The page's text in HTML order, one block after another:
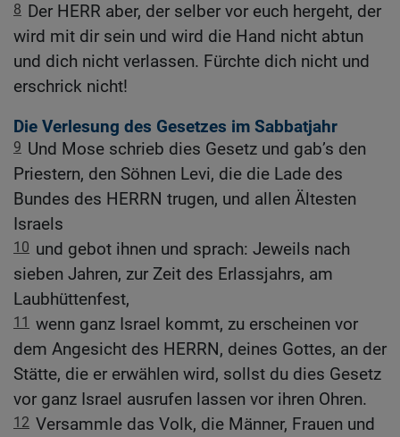
8 Der HERR aber, der selber vor euch hergeht, der
wird mit dir sein und wird die Hand nicht abtun
und dich nicht verlassen. Fürchte dich nicht und
erschrick nicht!
Die Verlesung des Gesetzes im Sabbatjahr
9 Und Mose schrieb dies Gesetz und gab’s den
Priestern, den Söhnen Levi, die die Lade des
Bundes des HERRN trugen, und allen Ältesten
Israels
10 und gebot ihnen und sprach: Jeweils nach
sieben Jahren, zur Zeit des Erlassjahrs, am
Laubhüttenfest,
11 wenn ganz Israel kommt, zu erscheinen vor
dem Angesicht des HERRN, deines Gottes, an der
Stätte, die er erwählen wird, sollst du dies Gesetz
vor ganz Israel ausrufen lassen vor ihren Ohren.
12 Versammle das Volk, die Männer, Frauen und